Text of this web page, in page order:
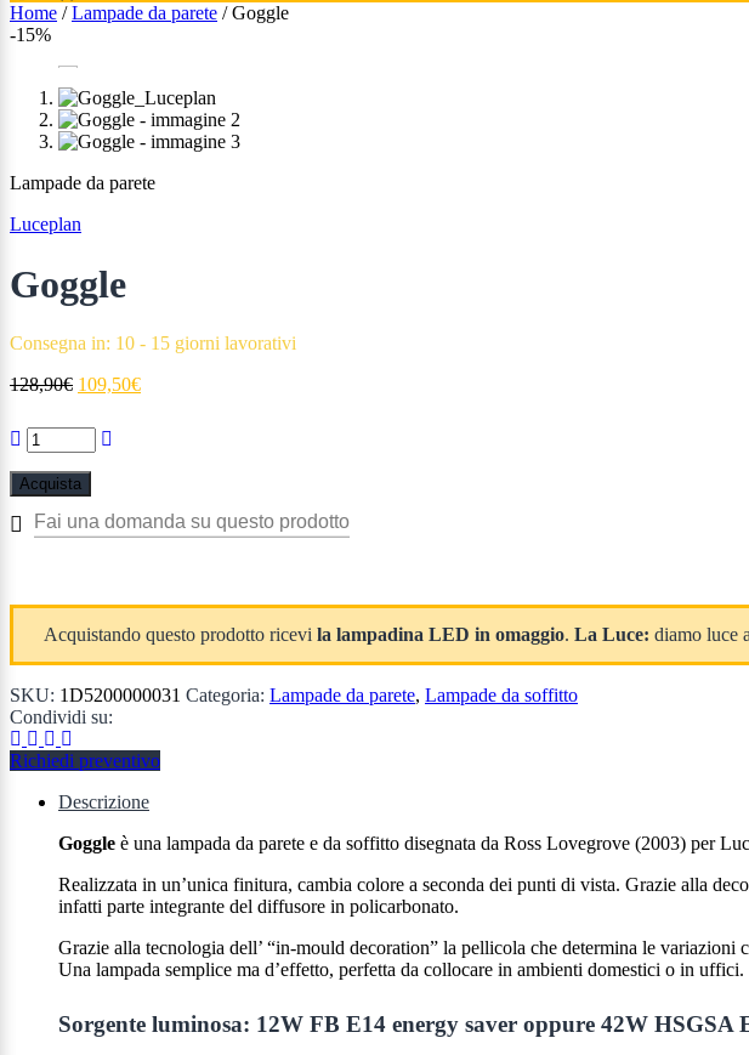
Home /Lampade da parete / Goggle
-15%
Lampade da parete
Luceplan
Goggle
Consegna in: 10 - 15 giorni lavorativi
128,90€ Il
originale
era:
128,90€.
109,50€Il
Acquista
Acquistando questo prodotto ricevi la lampadina LED in omaggio. La Luce: diamo luce
SKU: 1D5200000031 Categoria: Lampade da parete, Lampade da soffitto
Condividi su:
Richiedi preventivo
Descrizione
Goggle è una lampada da parete e da soffitto disegnata da Ross Lovegrove (2003) per
Realizzata in un’unica finitura, cambia colore a seconda dei punti di vista. Grazie alla
infatti parte integrante del diffusore in policarbonato.
Grazie alla tecnologia dell’ “in-mould decoration” la pellicola che determina le
Una lampada semplice ma d’effetto, perfetta da collocare in ambienti domestici o in uffici.
Sorgente luminosa: 12W FB E14 energy saver oppure 42W